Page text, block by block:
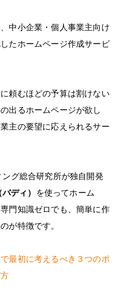
中小企業・個人事業主向け
たホームページ作成サービ
頼むほどの予算は割けない
出るホームページが欲し
主の要望に応えられるサー
グ総合研究所が独自開発
ディ）
を使ってホーム
門知識ゼロでも、簡単に作
が特徴です。
最初に考えるべき３つのポ